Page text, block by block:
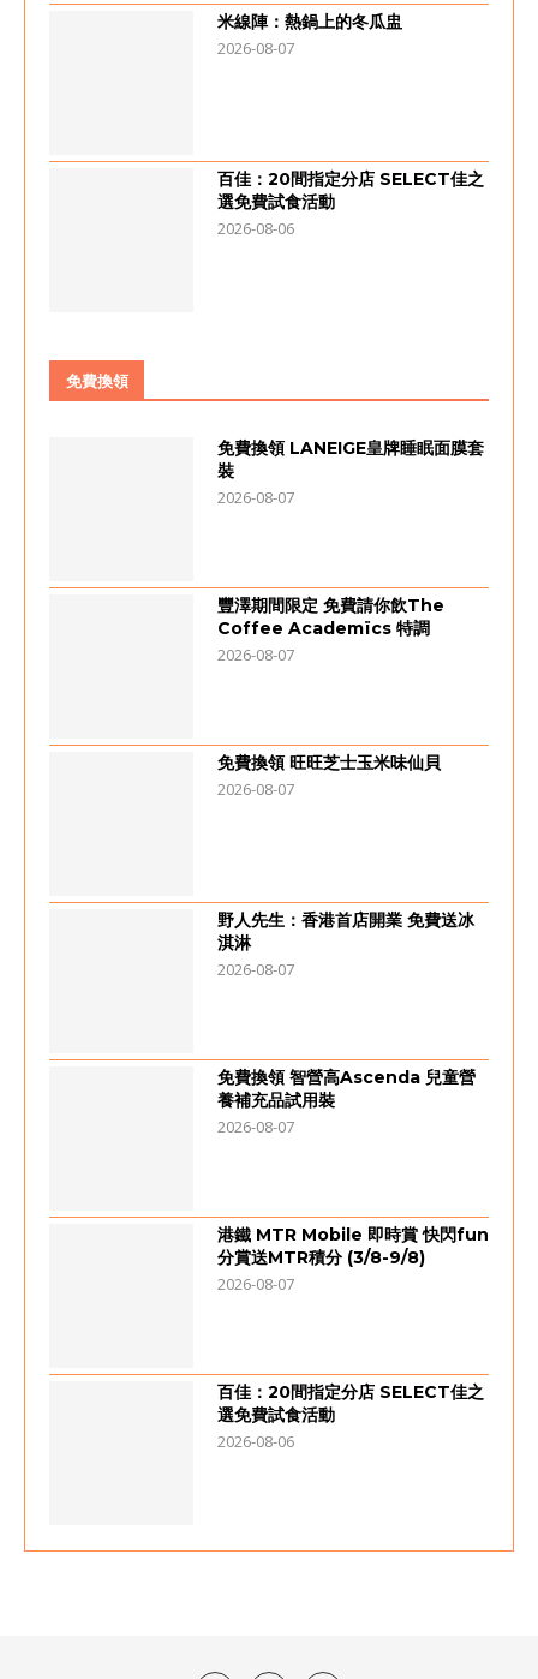
米線陣：熱鍋上的冬瓜盅
2026-08-07
百佳：20間指定分店 SELECT佳之
選免費試食活動
2026-08-06
免費換領
免費換領 LANEIGE皇牌睡眠面膜套
裝
2026-08-07
豐澤期間限定 免費請你飲The
Coffee Academïcs 特調
2026-08-07
免費換領 旺旺芝士玉米味仙貝
2026-08-07
野人先生：香港首店開業 免費送冰
淇淋
2026-08-07
免費換領 智營高Ascenda 兒童營
養補充品試用裝
2026-08-07
港鐵 MTR Mobile 即時賞 快閃fun
分賞送MTR積分 (3/8-9/8)
2026-08-07
百佳：20間指定分店 SELECT佳之
選免費試食活動
2026-08-06